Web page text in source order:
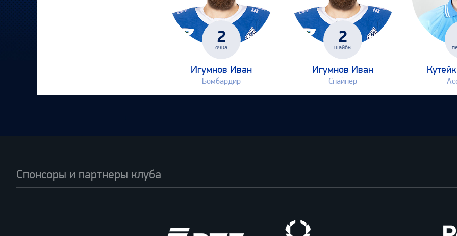
2
очка
Игумнов Иван
Бомбардир
2
шайбы
Игумнов Иван
Снайпер
Спонсоры и партнеры клуба